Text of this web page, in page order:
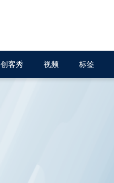
创客秀 视频 标签